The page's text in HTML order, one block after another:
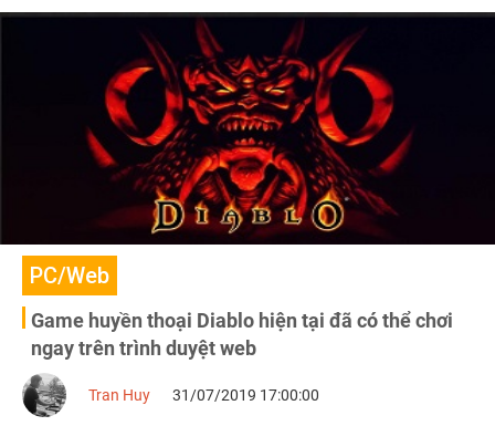
PC/Web
Game huyền thoại Diablo hiện tại đã có thể chơi
ngay trên trình duyệt web
Tran Huy 31/07/2019 17:00:00